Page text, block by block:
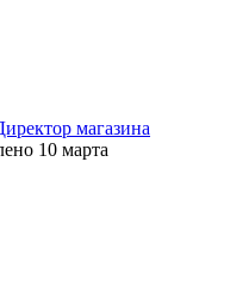
магазина
10 марта